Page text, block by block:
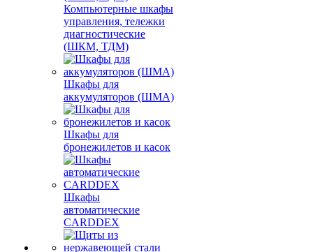
Компьютерные шкафы
управления, тележки
диагностические
(ШКМ, ТДМ)
Шкафы для
аккумуляторов (ШМА)
Шкафы для
бронежилетов и касок
Шкафы
автоматические
CARDDEX